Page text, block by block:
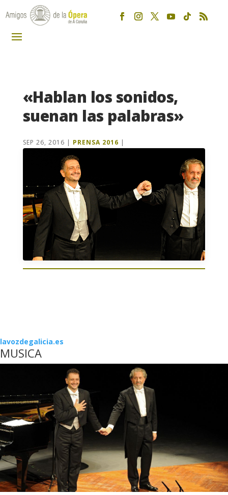
«Hablan los sonidos,
suenan las palabras»
SEP 26, 2016 | PRENSA 2016 |
lavozdegalicia.es
MUSICA